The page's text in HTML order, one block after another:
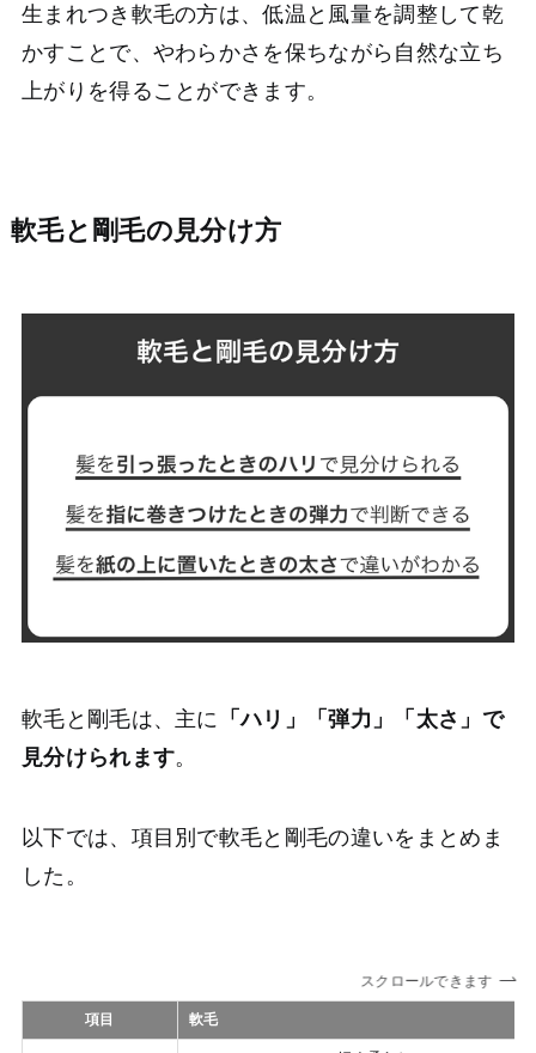
生まれつき軟毛の方は、低温と風量を調整して乾
かすことで、やわらかさを保ちながら自然な立ち
上がりを得ることができます。
軟毛と剛毛の見分け方
軟毛と剛毛は、主に
「ハリ」「弾力」「太さ」で
見分けられます。
以下では、項目別で軟毛と剛毛の違いをまとめま
した。
スクロールできます
項目 軟毛